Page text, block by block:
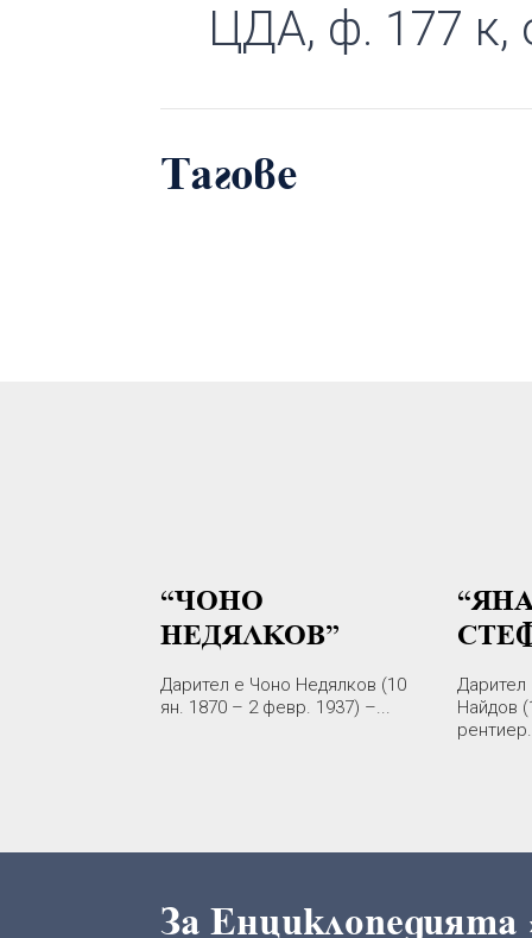
ЦДА, ф. 177 к,
Тагове
“ЧОНО
НЕДЯЛКОВ”
Дарител е Чоно Недялков (10
ян. 1870 – 2 февр. 1937) –...
Найдов
За Енциклопедията